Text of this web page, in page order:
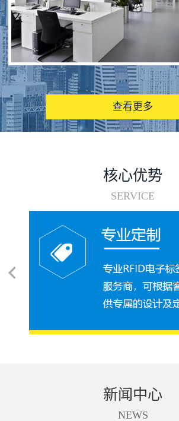
图书馆RFID电子标签管理系统
查看更多
核心优势
SERVICE
新闻中心
NEWS